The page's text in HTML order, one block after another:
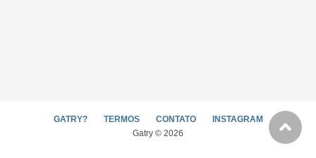
GATRY? TERMOS CONTATO
INSTAGRAM
Gatry © 2026